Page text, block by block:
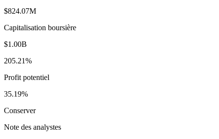
$824.07M
Capitalisation boursière
$1.00B
205.21%
Profit potentiel
35.19%
Conserver
Note des analystes